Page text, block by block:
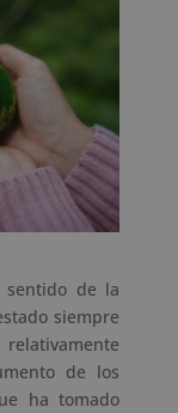
de la
siempre
de los
ha tomado